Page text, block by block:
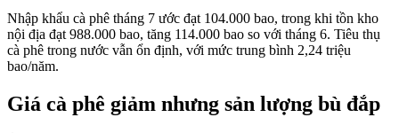
Nhập khẩu cà phê tháng 7 ước đạt 104.000 bao, trong khi tồn kho
nội địa đạt 988.000 bao, tăng 114.000 bao so với tháng 6. Tiêu thụ
cà phê trong nước vẫn ổn định, với mức trung bình 2,24 triệu
bao/năm.
Giá cà phê giảm nhưng sản lượng bù đắp